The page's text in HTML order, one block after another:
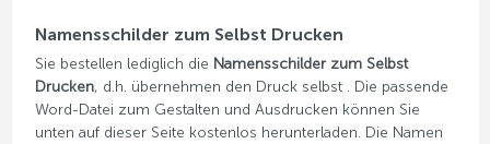
Namensschilder zum Selbst Drucken
Sie bestellen lediglich die Namensschilder zum Selbst
Drucken, d.h. übernehmen den Druck selbst . Die passende
Word-Datei zum Gestalten und Ausdrucken können Sie
unten auf dieser Seite kostenlos herunterladen. Die Namen